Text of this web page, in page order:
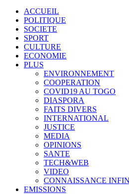
ACCUEIL
POLITIQUE
SOCIETE
SPORT
CULTURE
ECONOMIE
PLUS
ENVIRONNEMENT
COOPERATION
COVID19 AU TOGO
DIASPORA
FAITS DIVERS
INTERNATIONAL
JUSTICE
MEDIA
OPINIONS
SANTE
TECH&WEB
VIDEO
CONNAISSANCE
EMISSIONS